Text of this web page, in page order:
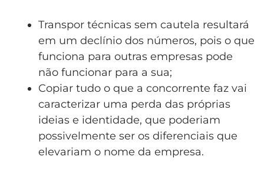
Transpor técnicas sem cautela resultará
em um declínio dos números, pois o que
funciona para outras empresas pode
não funcionar para a sua;
Copiar tudo o que a concorrente faz vai
caracterizar uma perda das próprias
ideias e identidade, que poderiam
possivelmente ser os diferenciais que
elevariam o nome da empresa.